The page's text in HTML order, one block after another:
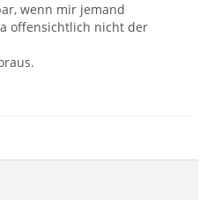
wenn mir jemand
offensichtlich nicht der